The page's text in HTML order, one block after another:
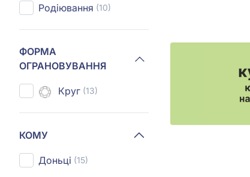
Родіювання (10)
ФОРМА
ОГРАНОВУВАННЯ
Круг (13)
КОМУ
Доньці (15)